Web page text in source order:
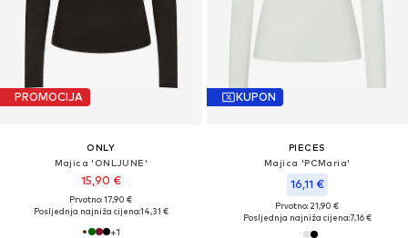
PROMOCIJA
ONLY
Majica 'ONLJUNE'
15,90 €
Prvotno: 17,90 €
Posljednja najniža cijena:14,31 €
+1
KUPON
PIECES
Majica 'PCMaria'
16,11 €
Prvotno: 21,90 €
Posljednja najniža cijena:7,16 €